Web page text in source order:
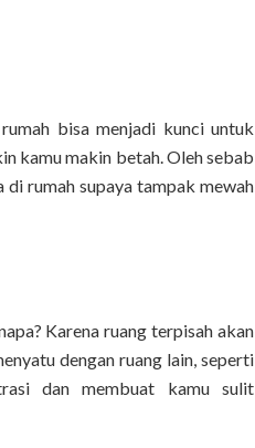
bisa menjadi kunci untuk
kamu makin betah. Oleh sebab
rumah supaya tampak mewah
Karena ruang terpisah akan
dengan ruang lain, seperti
dan membuat kamu sulit